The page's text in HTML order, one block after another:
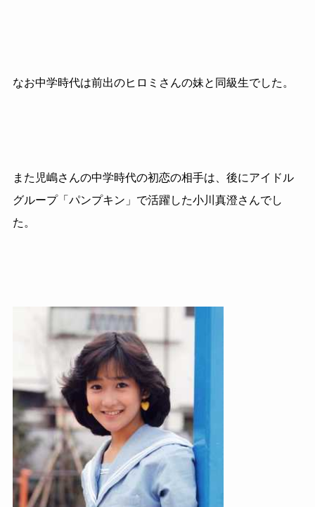
なお中学時代は前出のヒロミさんの妹と同級生でした。
また児嶋さんの中学時代の初恋の相手は、後にアイドル
グループ「パンプキン」で活躍した小川真澄さんでし
た。